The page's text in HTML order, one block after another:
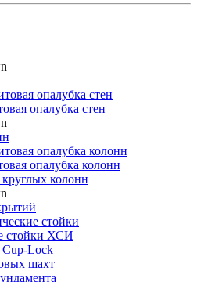
опалубка стен
опалубка стен
опалубка колонн
опалубка колонн
колонн
стойки
стойки ХСИ
Lock
шахт